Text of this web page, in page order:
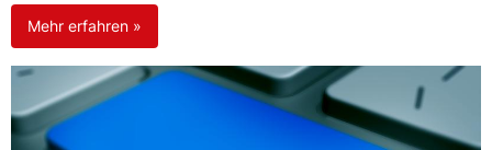
Mehr erfahren »